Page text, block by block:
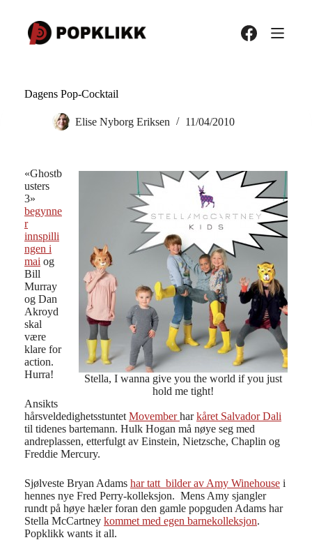
innholdet
Dagens Pop-Cocktail
Elise Nyborg Eriksen 11/04/2010
Stella, I wanna give you the world if you just
hold me tight!
«Ghostb
usters
3»
begynne
r
innspilli
ngen i
mai og
Bill
Murray
og Dan
Akroyd
skal
være
klare for
action.
Hurra!
Ansikts
hårsveldedighetsstuntet Movemberharkåret Salvador Dali
til tidenes bartemann. Hulk Hogan må nøye seg med
andreplassen, etterfulgt av Einstein, Nietzsche, Chaplin og
Freddie Mercury.
Sjølveste Bryan Adams har tatt bilder av Amy Winehouse i
hennes nye Fred Perry-kolleksjon. Mens Amy sjangler
rundt på høye hæler foran den gamle popguden Adams har
Stella McCartney kommet med egen barnekolleksjon.
Popklikk wants it all.